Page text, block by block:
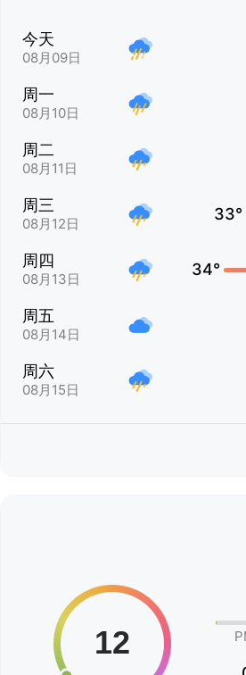
今天
08月09日
周一
08月10日
周二
08月11日
周三
08月12日
33°
周四
08月13日
34°
周五
08月14日
周六
08月15日